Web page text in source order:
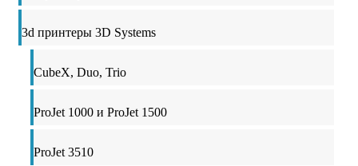
3d принтеры 3D Systems
CubeX, Duo, Trio
ProJet 1000 и ProJet 1500
ProJet 3510